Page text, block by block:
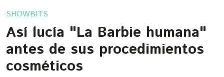
SHOWBITS
Así lucía "La Barbie humana"
antes de sus procedimientos
cosméticos